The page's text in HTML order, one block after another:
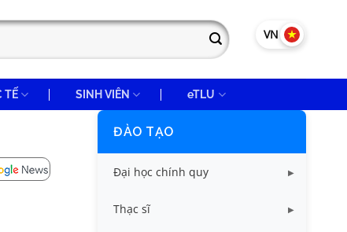
VN EN
TẾ SINH VIÊN eTLU
ĐÀO TẠO
Đại học chính quy
Các biểu mẫu
Thạc sĩ